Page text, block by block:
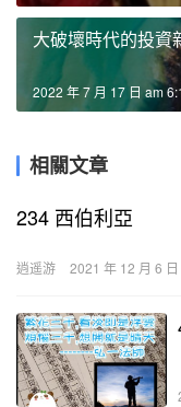
大破壞時代的投
2022 年 7 月 17 日 am
相關文章
234 西伯利亞
逍遥游 2021 年 12 月 6 日